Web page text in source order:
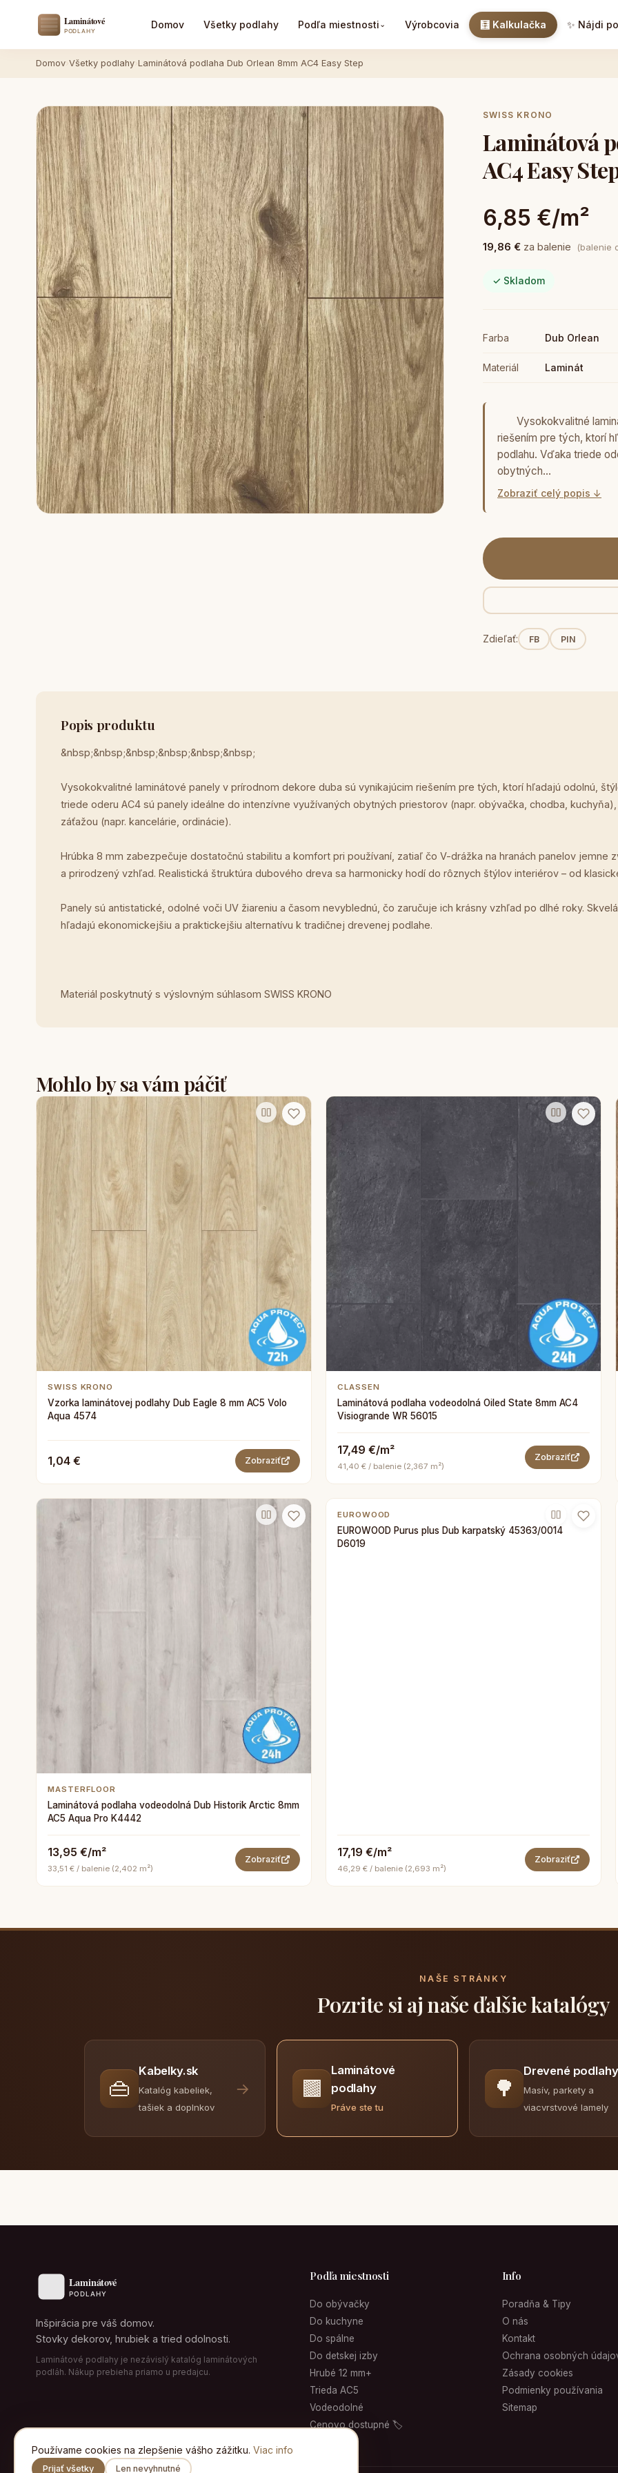
Používame cookies na zlepšenie vášho zážitku. Viac info
Prijať všetky Len nevyhnutné
Domov Všetky podlahy Podľa miestnosti ⌄ Výrobcovia 🧮 Kalkulačka ✨ Nájdi
Domov Všetky podlahy Laminátová podlaha Dub Orlean 8mm AC4 Easy Step
SWISS KRONO
Laminátová
AC4 Easy
6,85 €/m²
19,86 € za balenie (balenie
✓ Skladom
Farba Dub Orlean
Materiál Laminát
Vysokokvalitné
riešením pre tých, ktorí
podlahu. Vďaka triede
obytných…
Zobraziť celý popis ↓
Zdieľať: FB PIN
Popis produktu
&nbsp;&nbsp;&nbsp;&nbsp;&nbsp;&nbsp;
Vysokokvalitné laminátové panely v prírodnom dekore duba sú vynikajúcim riešením pre tých, ktorí hľadajú odolnú,
triede oderu AC4 sú panely ideálne do intenzívne využívaných obytných priestorov (napr. obývačka, chodba,
záťažou (napr. kancelárie, ordinácie).
Hrúbka 8 mm zabezpečuje dostatočnú stabilitu a komfort pri používaní, zatiaľ čo V-drážka na hranách panelov jemne
a prirodzený vzhľad. Realistická štruktúra dubového dreva sa harmonicky hodí do rôznych štýlov interiérov – od
Panely sú antistatické, odolné voči UV žiareniu a časom nevyblednú, čo zaručuje ich krásny vzhľad po dlhé roky.
hľadajú ekonomickejšiu a praktickejšiu alternatívu k tradičnej drevenej podlahe.
Materiál poskytnutý s výslovným súhlasom SWISS KRONO
Mohlo by sa vám páčiť
SWISS KRONO
Vzorka laminátovej podlahy Dub Eagle 8 mm AC5 Volo
Aqua 4574
1,04 € Zobraziť
CLASSEN
Laminátová podlaha vodeodolná Oiled State 8mm AC4
Visiogrande WR 56015
17,49 €/m²
41,40 € / balenie (2,367 m²)
Zobraziť
MASTERFLOOR
Laminátová podlaha vodeodolná Dub Historik Arctic 8mm
AC5 Aqua Pro K4442
13,95 €/m²
33,51 € / balenie (2,402 m²)
Zobraziť
EUROWOOD
EUROWOOD Purus plus Dub karpatský 45363/0014
D6019
17,19 €/m²
46,29 € / balenie (2,693 m²)
Zobraziť
NAŠE STRÁNKY
Pozrite si aj naše ďalšie katalógy
👜
Kabelky.sk
Katalóg kabeliek,
tašiek a doplnkov
→ 🟫
Laminátové
podlahy
Práve ste tu
🌳
Drevené podlahy
Masív, parkety a
viacvrstvové lamely
Inšpirácia pre váš domov.
Stovky dekorov, hrubiek a tried odolnosti.
Laminátové podlahy je nezávislý katalóg laminátových
podláh. Nákup prebieha priamo u predajcu.
Podľa miestnosti
Do obývačky
Do kuchyne
Do spálne
Do detskej izby
Hrubé 12 mm+
Trieda AC5
Vodeodolné
Cenovo dostupné 🏷
Info
Poradňa & Tipy
O nás
Kontakt
Ochrana osobných
Zásady cookies
Podmienky používania
Sitemap